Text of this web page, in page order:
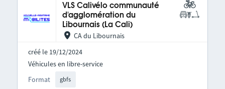
VLS Calivélo communauté
d'agglomération du
Libournais (La Cali)
CA du Libournais
créé le 19/12/2024
Format gbfs
Véhicules en libre-service